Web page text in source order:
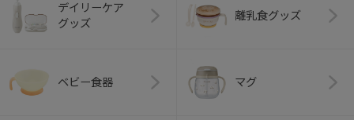
デイリーケア
グッズ
離乳食グッズ
ベビー食器 マグ